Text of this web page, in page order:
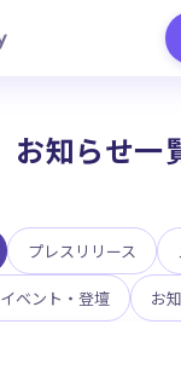
お知らせ一
プレスリリース
イベント・登壇 お